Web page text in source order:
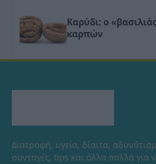
Καρύδι: ο
καρπών
Διατροφή, υγεία, δίαιτα,
συνταγές, tips και άλλα πολλά για